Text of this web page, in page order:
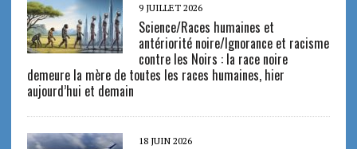
9 JUILLET 2026
Science/Races humaines et
antériorité noire/Ignorance et racisme
contre les Noirs : la race noire
demeure la mère de toutes les races humaines, hier
aujourd’hui et demain
18 JUIN 2026